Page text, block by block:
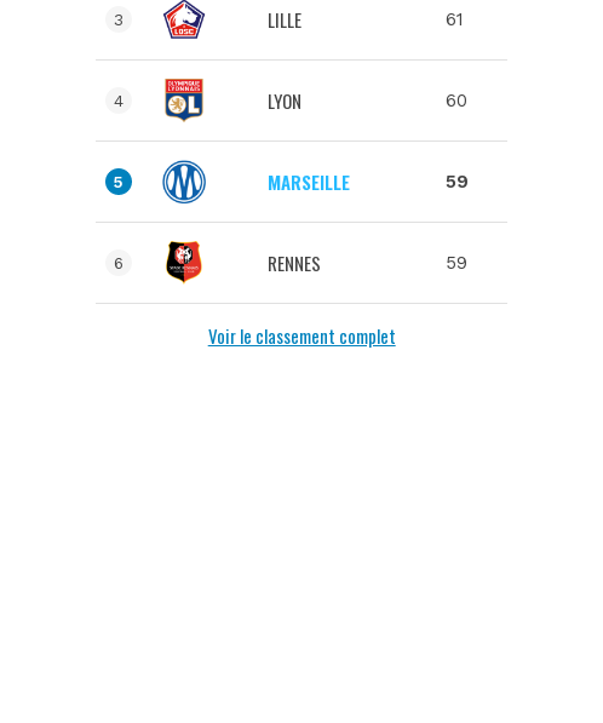
3 LILLE 61
4 LYON 60
5 MARSEILLE 59
6 RENNES 59
Voir le classement complet